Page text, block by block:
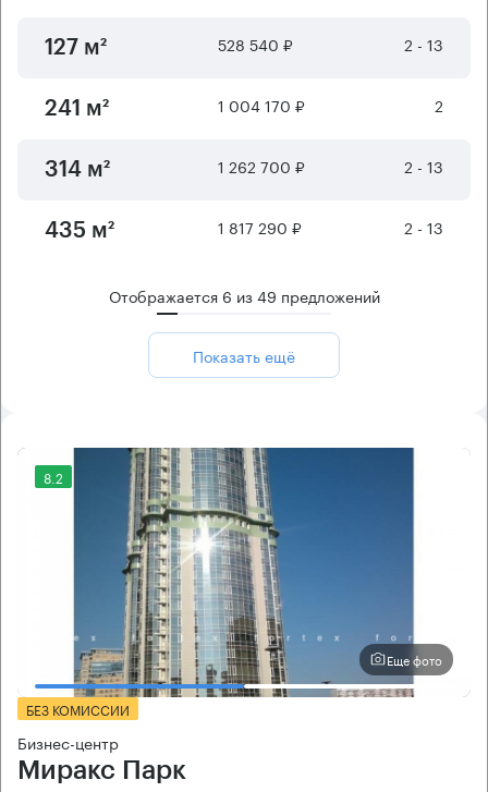
127 м² 528 540 ₽ 2 - 13
241 м² 1 004 170 ₽ 2
314 м² 1 262 700 ₽ 2 - 13
435 м² 1 817 290 ₽ 2 - 13
Отображается 6 из49 предложений
Показать ещё
8.2
Еще фото
БЕЗ КОМИССИИ
Бизнес-центр
Миракс Парк